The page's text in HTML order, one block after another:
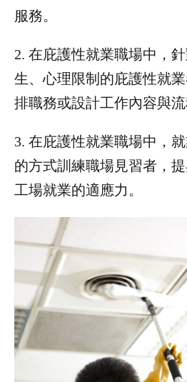
服務。
2. 在庇護性就業職場中，
生、心理限制的庇護性就
排職務或設計工作內容與流
3. 在庇護性就業職場中，
的方式訓練職場見習者，
工場就業的適應力。